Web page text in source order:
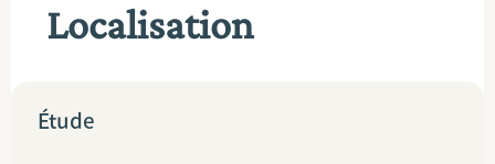
Localisation
Étude